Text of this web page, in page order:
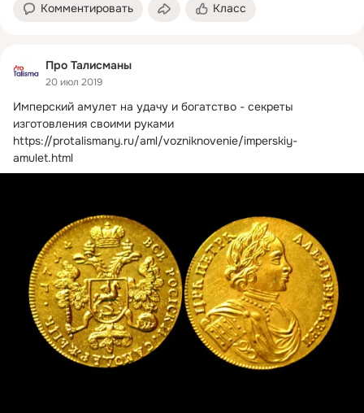
Комментировать Класс
Про Талисманы
20 июл 2019
Имперский амулет на удачу и богатство - секреты
изготовления своими руками
https://protalismany.ru/aml/vozniknovenie/imperskiy-
amulet.html